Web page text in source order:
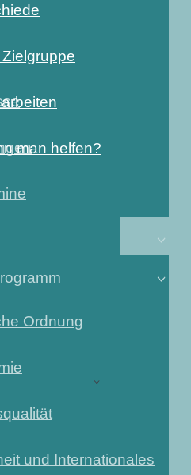
Ordnung
und Internationales
man helfen?